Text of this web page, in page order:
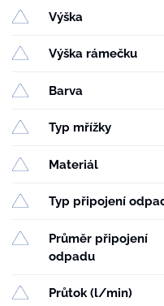
Výška
Výška rámečku
Barva
Typ mřížky
Materiál
Typ připojení
Průměr připojení
odpadu
Průtok (l/min)